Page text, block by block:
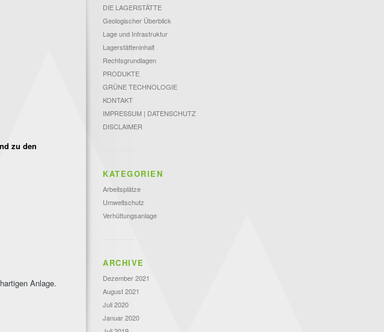
zu den
Anlage.
DIE LAGERSTÄTTE
Geologischer Überblick
Lage und Infrastruktur
Lagerstätteninhalt
Rechtsgrundlagen
PRODUKTE
GRÜNE TECHNOLOGIE
KONTAKT
IMPRESSUM | DATENSCHUTZ
DISCLAIMER
KATEGORIEN
Arbeitsplätze
Umweltschutz
Verhüttungsanlage
ARCHIVE
Dezember 2021
August 2021
Juli 2020
Januar 2020